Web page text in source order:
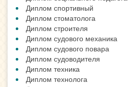
Диплом спортивный
Диплом стоматолога
Диплом строителя
Диплом судового механика
Диплом судового повара
Диплом судоводителя
Диплом техника
Диплом технолога